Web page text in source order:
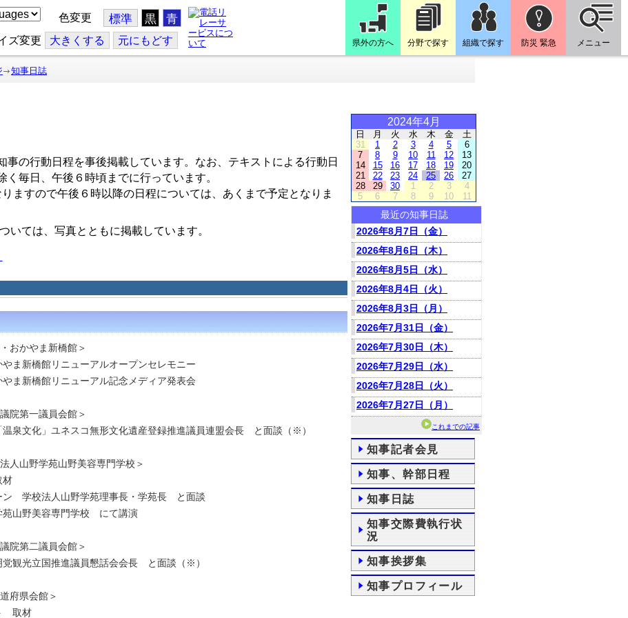
色変更 標準 黒 青
ズ変更 大きくする 元にもどす 県外の方へ 分野で探す 組織で探す 防災 緊急 メニュー
知事日誌
の行動日程を事後掲載しています。なお、テキストによる行動日
く毎日、午後６時頃までに行っています。
ますので午後６時以降の日程については、あくまで予定となりま
いては、写真とともに掲載しています。
おかやま新橋館＞
新橋館リニューアルオープンセレモニー
やま新橋館リニューアル記念メディア発表会
院第一議員会館＞
温泉文化」ユネスコ無形文化遺産登録推進議員連盟会長 と面談（※）
人山野学苑山野美容専門学校＞
学校法人山野学苑理事長・学苑長 と面談
山野美容専門学校 にて講演
院第二議員会館＞
光立国推進議員懇話会会長 と面談（※）
府県会館＞
取材
2024年4月
日 月 火 水 木 金
土
31
1 2 3 4 5
6
7
8 9 10 11 12
13
14
15 16 17 18 19
20
21
22 23 24 25 26
27
28
29 30 1 2 3
4
5
6 7 8 9 10 11
最近の知事日誌
2026年8月7日（金）
2026年8月6日（木）
2026年8月5日（水）
2026年8月4日（火）
2026年8月3日（月）
2026年7月31日（金）
2026年7月30日（木）
2026年7月29日（水）
2026年7月28日（火）
2026年7月27日（月）
これまでの記事
知事記者会見
知事、幹部日程
知事日誌
知事交際費執行状
況
知事挨拶集
知事プロフィール